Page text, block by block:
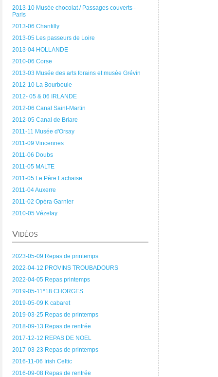
2013-10 Musée chocolat / Passages couverts -
Paris
2013-06 Chantilly
2013-05 Les passeurs de Loire
2013-04 HOLLANDE
2010-06 Corse
2013-03 Musée des arts forains et musée Grévin
2012-10 La Bourboule
2012- 05 & 06 IRLANDE
2012-06 Canal Saint-Martin
2012-05 Canal de Briare
2011-11 Musée d'Orsay
2011-09 Vincennes
2011-06 Doubs
2011-05 MALTE
2011-05 Le Père Lachaise
2011-04 Auxerre
2011-02 Opéra Garnier
2010-05 Vézelay
Vidéos
2023-05-09 Repas de printemps
2022-04-12 PROVINS TROUBADOURS
2022-04-05 Repas printemps
2019-05-11*18 CHORGES
2019-05-09 K cabaret
2019-03-25 Repas de printemps
2018-09-13 Repas de rentrée
2017-12-12 REPAS DE NOEL
2017-03-23 Repas de printemps
2016-11-06 Irish Celtic
2016-09-08 Repas de rentrée